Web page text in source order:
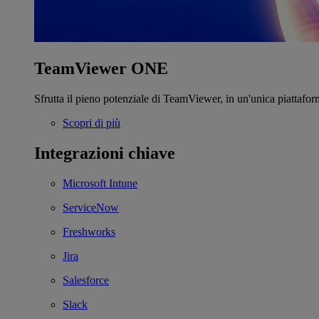
TeamViewer ONE
Sfrutta il pieno potenziale di TeamViewer, in un'unica
Scopri di più
Integrazioni chiave
Microsoft Intune
ServiceNow
Freshworks
Jira
Salesforce
Slack